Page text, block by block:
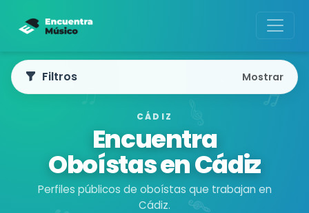
CÁDIZ
Encuentra
Oboístas en Cádiz
Perfiles públicos de oboístas que trabajan en
Cádiz.
Filtros Mostrar